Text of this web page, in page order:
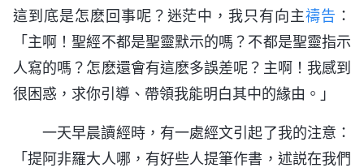
這到底是怎麽回事呢？迷茫中，我只有向主禱告 ：
「主啊！聖經不都是聖靈默示的嗎？不都是聖靈指示
人寫的嗎？怎麽還會有這麽多誤差呢？主啊！我感到
很困惑，求你引導、帶領我能明白其中的緣由。」
一天早晨讀經時，有一處經文引起了我的注意：
「提阿非羅大人哪，有好些人提筆作書，述説在我們